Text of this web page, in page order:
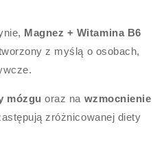
Magnez + Witamina B6
z myślą o osobach,
mózgu oraz na wzmocnienie
zróżnicowanej diety